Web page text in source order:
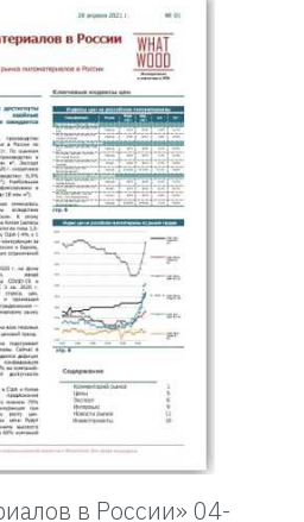
в России» 04-